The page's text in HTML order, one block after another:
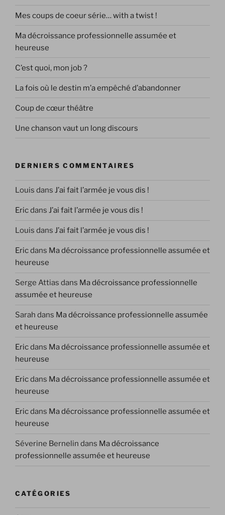
Mes coups de coeur série… with a twist !
Ma décroissance professionnelle assumée et
heureuse
C’est quoi, mon job ?
La fois où le destin m’a empêché d’abandonner
Coup de cœur théâtre
Une chanson vaut un long discours
DERNIERS COMMENTAIRES
Louis dans J’ai fait l’armée je vous dis !
Ericdans J’ai fait l’armée je vous dis !
Louis dans J’ai fait l’armée je vous dis !
Ericdans Ma décroissance professionnelle assumée et
heureuse
Serge Attias dans Ma décroissance professionnelle
assumée et heureuse
Sarah dans Ma décroissance professionnelle assumée
et heureuse
Ericdans Ma décroissance professionnelle assumée et
heureuse
Ericdans Ma décroissance professionnelle assumée et
heureuse
Ericdans Ma décroissance professionnelle assumée et
heureuse
Séverine Bernelin dans Ma décroissance
professionnelle assumée et heureuse
CATÉGORIES